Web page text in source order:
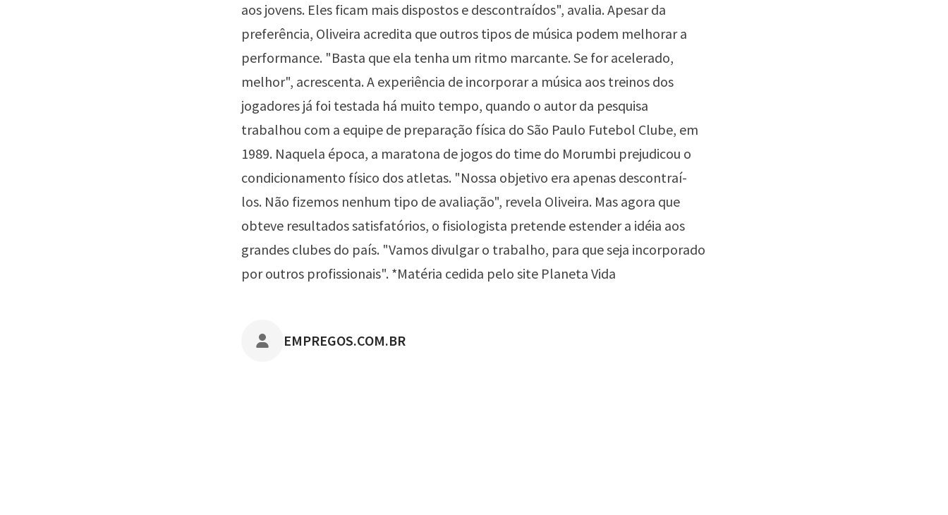
aos jovens. Eles ficam mais dispostos e descontraídos", avalia. Apesar da
preferência, Oliveira acredita que outros tipos de música podem melhorar a
performance. "Basta que ela tenha um ritmo marcante. Se for acelerado,
melhor", acrescenta. A experiência de incorporar a música aos treinos dos
jogadores já foi testada há muito tempo, quando o autor da pesquisa
trabalhou com a equipe de preparação física do São Paulo Futebol Clube, em
1989. Naquela época, a maratona de jogos do time do Morumbi prejudicou o
condicionamento físico dos atletas. "Nossa objetivo era apenas descontraí-
los. Não fizemos nenhum tipo de avaliação", revela Oliveira. Mas agora que
obteve resultados satisfatórios, o fisiologista pretende estender a idéia aos
grandes clubes do país. "Vamos divulgar o trabalho, para que seja incorporado
por outros profissionais". *Matéria cedida pelo site Planeta Vida
POSTADO POR
EMPREGOS.COM.BR